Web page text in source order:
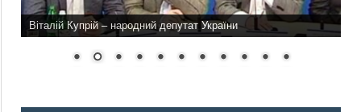
Віталій Купрій – народний депутат України